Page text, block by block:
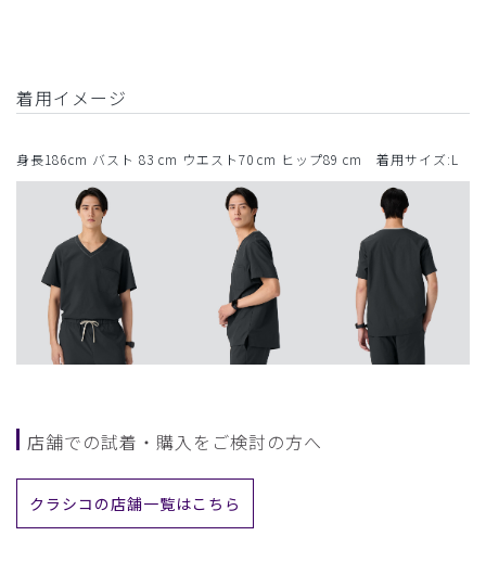
着用イメージ
身長186cm バスト 83 cm ウエスト70 cm ヒップ89 cm 着用サイズ:L
店舗での試着・購入をご検討の方へ
クラシコの店舗一覧はこちら